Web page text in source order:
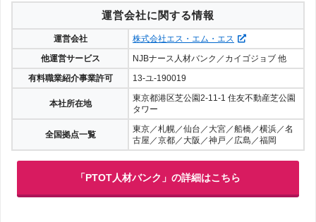
運営会社に関する情報
運営会社
株式会社エス・エム・エス
他運営サービス
NJBナース人材バンク／カイゴジョブ 他
有料職業紹介事業許可
13-ユ-190019
本社所在地
東京都港区芝公園2-11-1 住友不動産芝公園
タワー
全国拠点一覧
東京／札幌／仙台／大宮／船橋／横浜／名
古屋／京都／大阪／神戸／広島／福岡
「PTOT人材バンク」の詳細はこちら